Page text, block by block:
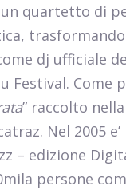
un quartetto di
trasformando
dj ufficiale
Festival.
” raccolto
Nel 2005
– edizione
persone